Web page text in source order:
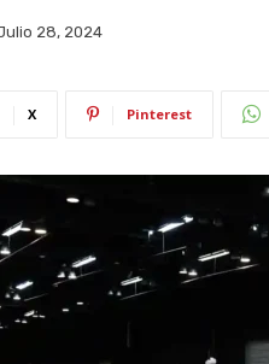
28, 2024
X Pinterest